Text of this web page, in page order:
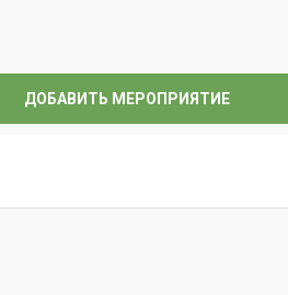
ДОБАВИТЬ МЕРОПРИЯТИЕ